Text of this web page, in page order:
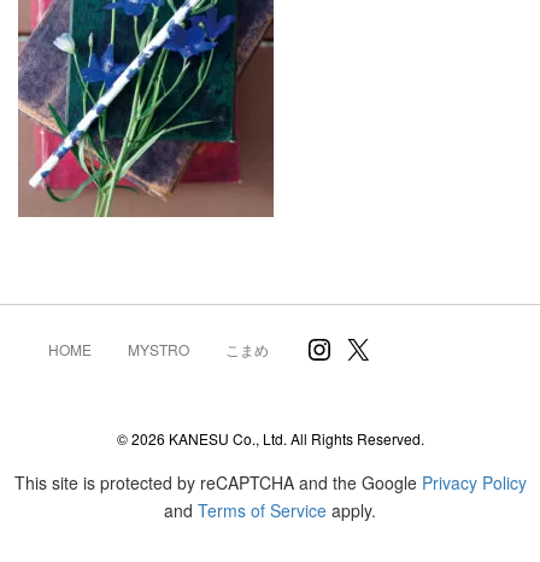
HOME MYSTRO こまめ Instagram
X
© 2026 KANESU Co., Ltd. All Rights Reserved.
This site is protected by reCAPTCHA and the Google Privacy Policy
and Terms of Service apply.